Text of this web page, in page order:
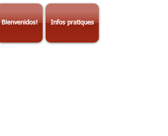
Bienvenidos! Infos pratiques